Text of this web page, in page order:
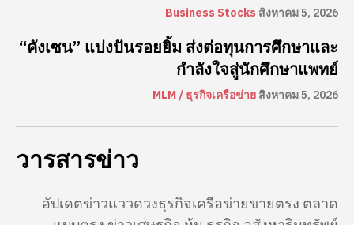
Business Stocks สิงหาคม 5, 2026
“คังเซน” แบ่งปันรอยยิ้ม ส่งต่อทุนการศึกษาและ
กำลังใจสู่นักศึกษาแพทย์
MLM / ธุรกิจเครือข่ายสิงหาคม 5, 2026
วารสารข่าว
อัปเดตข่าวแววดวงธุรกิจเครือข่ายขายตรง ตลาด